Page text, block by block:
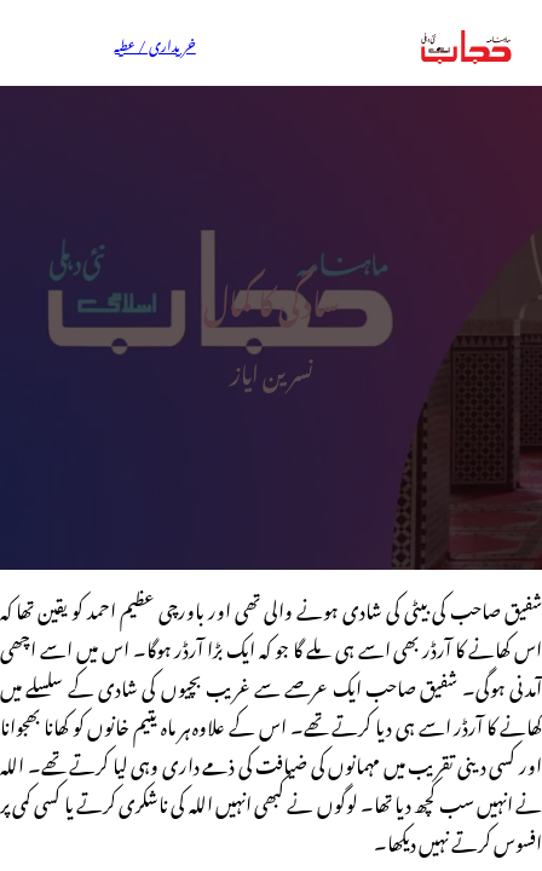
خریداری / عطیہ
سادگی کا کمال
نسرین ایاز
شفیق صاحب کی بیٹی کی شادی ہونے والی تھی اور باورچی عظیم احمد کو یقین تھا کہ
اس کھانے کا آرڈر بھی اسے ہی ملے گا جو کہ ایک بڑا آرڈر ہوگا۔ اس میں اسے اچھی
آمدنی ہوگی۔ شفیق صاحب ایک عرصے سے غریب بچیوں کی شادی کے سلسلے میں
کھانے کا آرڈر اسے ہی دیا کرتے تھے۔ اس کے علاوہ ہر ماہ یتیم خانوں کو کھانا بھجوانا
اور کسی دینی تقریب میں مہمانوں کی ضیافت کی ذمے داری وہی لیا کرتے تھے۔ اللہ
نے انہیں سب کچھ دیا تھا۔ لوگوں نے کبھی انہیں اللہ کی ناشکری کرتے یا کسی کمی پر
افسوس کرتے نہیں دیکھا۔